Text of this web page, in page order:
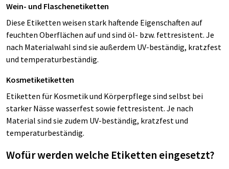
Wein- und Flaschenetiketten
Diese Etiketten weisen stark haftende Eigenschaften auf
feuchten Oberflächen auf und sind öl- bzw. fettresistent. Je
nach Materialwahl sind sie außerdem UV-beständig, kratzfest
und temperaturbeständig.
Kosmetiketiketten
Etiketten für Kosmetik und Körperpflege sind selbst bei
starker Nässe wasserfest sowie fettresistent. Je nach
Material sind sie zudem UV-beständig, kratzfest und
temperaturbeständig.
Wofür werden welche Etiketten eingesetzt?